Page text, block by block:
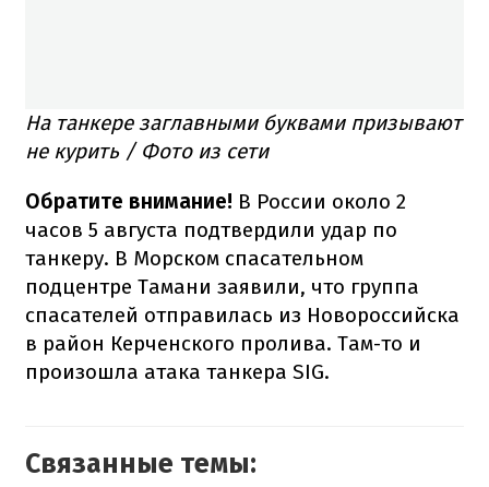
На танкере заглавными буквами призывают
не курить / Фото из сети
Обратите внимание! В России около 2
часов 5 августа подтвердили удар по
танкеру. В Морском спасательном
подцентре Тамани заявили, что группа
спасателей отправилась из Новороссийска
в район Керченского пролива. Там-то и
произошла атака танкера SIG.
Связанные темы: